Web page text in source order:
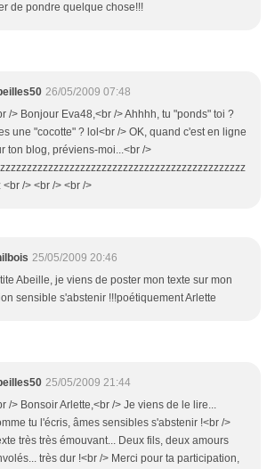
de pondre quelque chose!!!
26/05/2009 07:48
/> Bonjour Eva48,<br /> Ahhhh, tu "ponds" toi ?
une "cocotte" ? lol<br /> OK, quand c'est en ligne
ton blog, préviens-moi...<br />
<br /> <br /> <br />
25/05/2009 20:46
Abeille, je viens de poster mon texte sur mon
sensible s'abstenir !!!poétiquement Arlette
25/05/2009 21:44
/> Bonsoir Arlette,<br /> Je viens de le lire...
tu l'écris, âmes sensibles s'abstenir !<br />
très très émouvant... Deux fils, deux amours
très dur !<br /> Merci pour ta participation,